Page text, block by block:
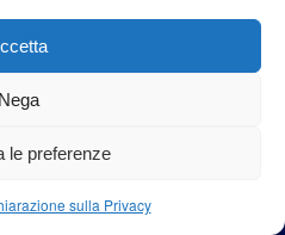
Nega
le preferenze
sulla Privacy
by WordPress